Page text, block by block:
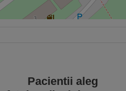
Pacientii aleg